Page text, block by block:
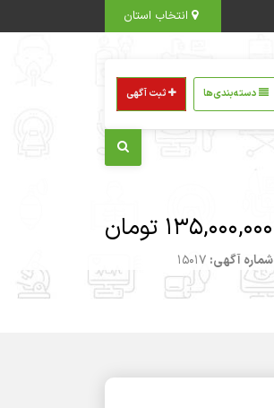
دسته‌بندی‌ها ثبت آگهی
135,000,000 تومان
شماره آگهی: 15017